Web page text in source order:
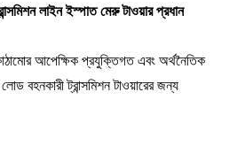
লাইন ইস্পাত মেরু টাওয়ার প্রধান
আপেক্ষিক প্রযুক্তিগত এবং অর্থনৈতিক
বহনকারী ট্রান্সমিশন টাওয়ারের জন্য